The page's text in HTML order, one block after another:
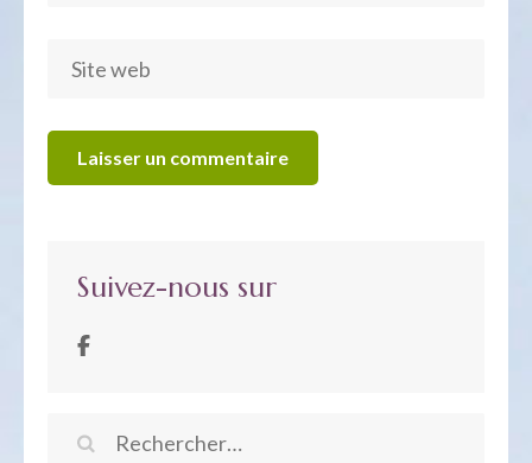
Suivez-nous sur
Rechercher :